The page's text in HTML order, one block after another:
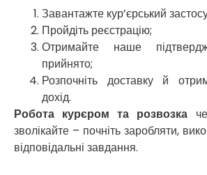
Завантажте кур’єрський
Пройдіть реєстрацію;
Отримайте наше
прийнято;
Розпочніть доставку й
дохід.
Робота курєром та розвозка
зволікайте – почніть заробляти,
відповідальні завдання.
Тарасівка
Тернопіль
Тернівка
Трускавець
Тульчин
Українка
Умань
Ужгород
Узин
Васильків